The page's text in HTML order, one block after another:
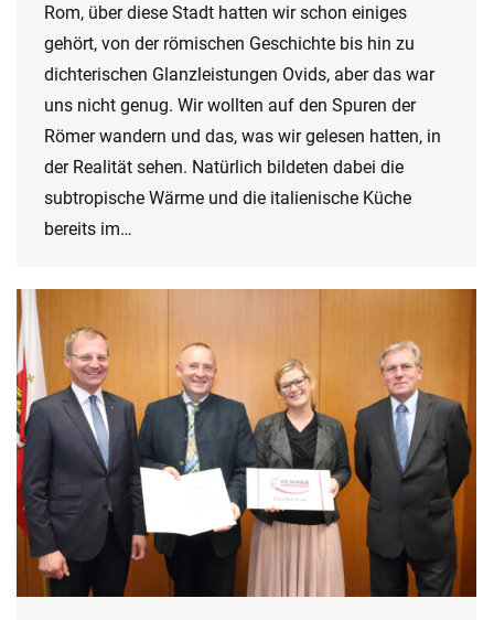
Rom, über diese Stadt hatten wir schon einiges
gehört, von der römischen Geschichte bis hin zu
dichterischen Glanzleistungen Ovids, aber das war
uns nicht genug. Wir wollten auf den Spuren der
Römer wandern und das, was wir gelesen hatten, in
der Realität sehen. Natürlich bildeten dabei die
subtropische Wärme und die italienische Küche
bereits im…